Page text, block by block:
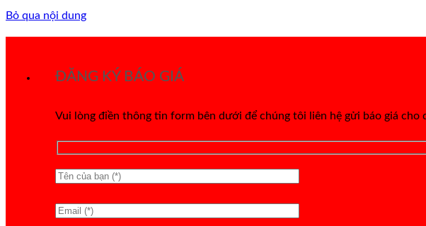
Bỏ qua nội dung
ĐĂNG KÝ BÁO GIÁ
Vui lòng điền thông tin form bên dưới để chúng tôi liên hệ gửi báo giá cho